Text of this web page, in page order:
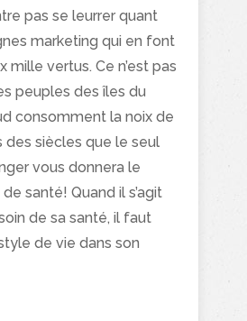
pas se leurrer quant
marketing qui en font
mille vertus. Ce n’est pas
peuples des îles du
consomment la noix de
des siècles que le seul
vous donnera le
santé! Quand il s’agit
de sa santé, il faut
de vie dans son